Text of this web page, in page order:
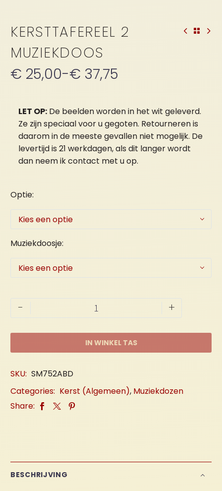
KERSTTAFEREEL 2
MUZIEKDOOS
€ 25,00-€ 37,75
Prijsklasse:
tot
€ 37,75
LET OP: De beelden worden in het wit geleverd.
Ze zijn speciaal voor u gegoten. Retourneren is
daarom in de meeste gevallen niet mogelijk. De
levertijd is 21 werkdagen, als dit langer wordt
dan neem ik contact met u op.
Optie
Kies een optie
Muziekdoosje
Kies een optie
-
Kersttafereel
+
IN WINKEL TAS
SKU: SM752ABD
Categories: Kerst (Algemeen), Muziekdozen
Share:
BESCHRIJVING